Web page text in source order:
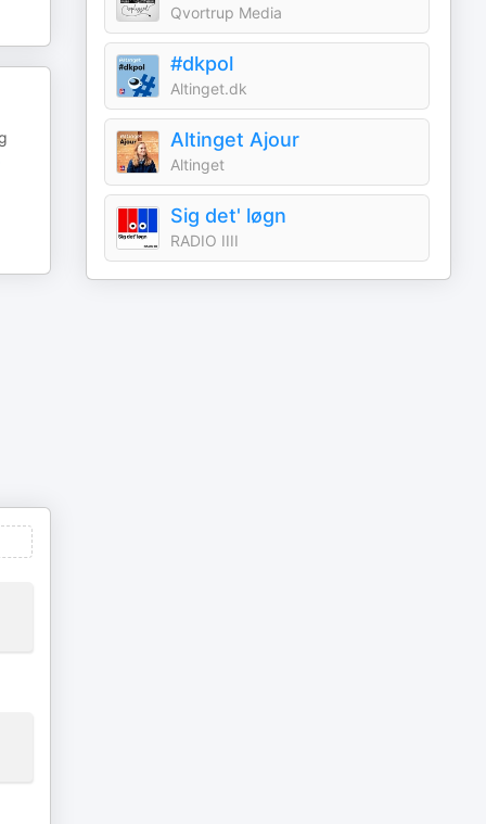
Qvortrup Media
#dkpol
Altinget.dk
Altinget Ajour
Altinget
Sig det' løgn
RADIO IIII